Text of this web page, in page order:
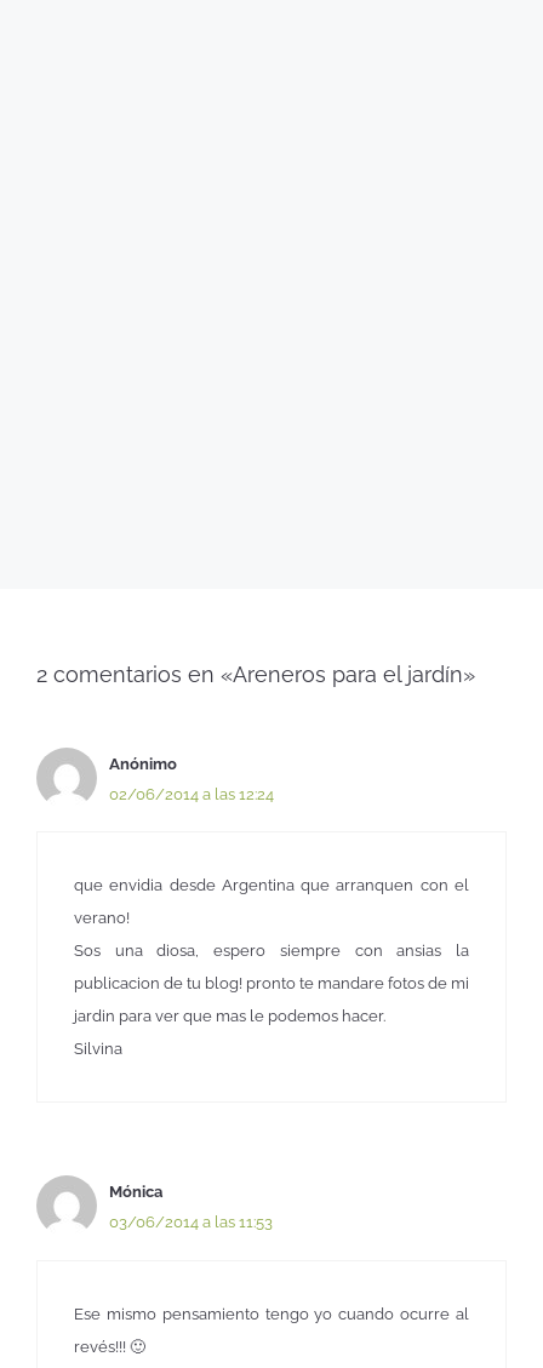
2 comentarios en «Areneros para el jardín»
Anónimo
02/06/2014 a las 12:24
que envidia desde Argentina que arranquen con el
verano!
Sos una diosa, espero siempre con ansias la
publicacion de tu blog! pronto te mandare fotos de mi
jardin para ver que mas le podemos hacer.
Silvina
Mónica
03/06/2014 a las 11:53
Ese mismo pensamiento tengo yo cuando ocurre al
revés!!! 🙂